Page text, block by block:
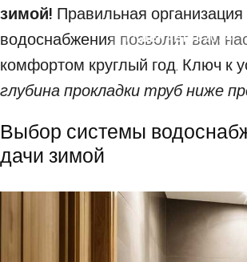
17 ДЕКАБРЯ 2024
зимой! Правильная организация
водоснабжения позволит вам
комфортом круглый год. Ключ к
глубина прокладки труб ниже
Выбор системы
дачи зимой